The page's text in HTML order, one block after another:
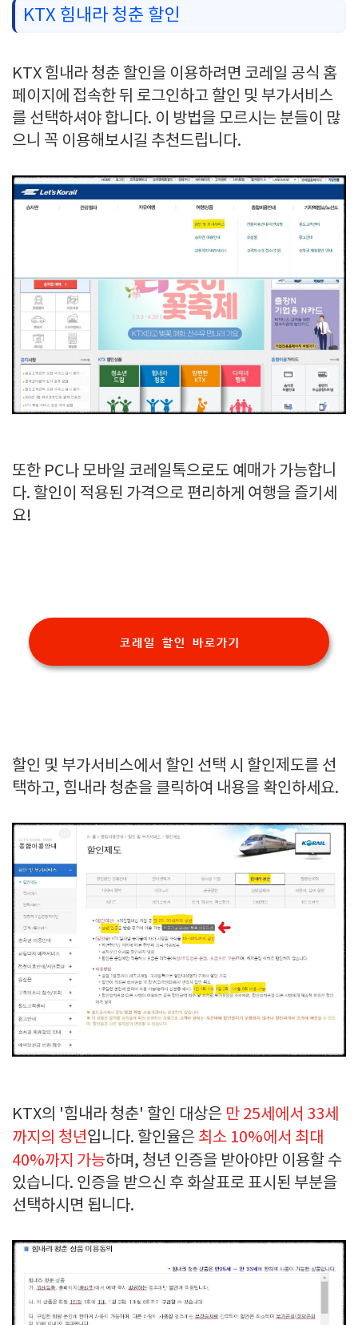
KTX 힘내라 청춘 할인
KTX 힘내라 청춘 할인을 이용하려면 코레일 공식 홈
페이지에 접속한 뒤 로그인하고 할인 및 부가서비스
를 선택하셔야 합니다. 이 방법을 모르시는 분들이 많
으니 꼭 이용해보시길 추천드립니다.
또한 PC나 모바일 코레일톡으로도 예매가 가능합니
다. 할인이 적용된 가격으로 편리하게 여행을 즐기세
요!
코레일 할인 바로가기
할인 및 부가서비스에서 할인 선택 시 할인제도를 선
택하고, 힘내라 청춘을 클릭하여 내용을 확인하세요.
KTX의 '힘내라 청춘' 할인 대상은 만 25세에서 33세
까지의 청년입니다. 할인율은 최소 10%에서 최대
40%까지 가능하며, 청년 인증을 받아야만 이용할 수
있습니다. 인증을 받으신 후 화살표로 표시된 부분을
선택하시면 됩니다.